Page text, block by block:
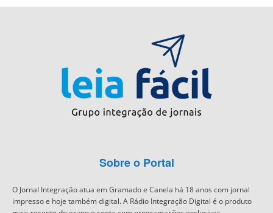
Sobre o Portal
O Jornal Integração atua em Gramado e Canela há 18 anos com jornal
impresso e hoje também digital. A Rádio Integração Digital é o produto